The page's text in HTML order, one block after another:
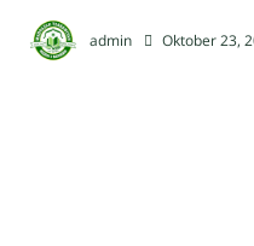
admin Oktober 23,